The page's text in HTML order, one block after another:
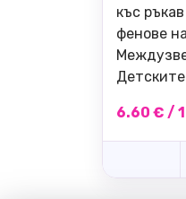
къс
фенове
6.60 € /